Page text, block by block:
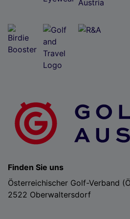
Finden Sie uns
Österreichischer Golf-Verband
2522 Oberwaltersdorf
aktiv abfragen. Speichern von oder Zugriff auf
Endgerät. Personalisierte Werbung und Inhalte,
und der Performance von Inhalten,
und Verbesserung von Angeboten.
Liste der Partner (Lieferanten)